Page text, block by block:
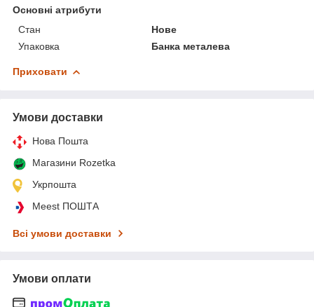
Основні атрибути
Стан
Нове
Упаковка
Банка металева
Приховати
Умови доставки
Нова Пошта
Магазини Rozetka
Укрпошта
Meest ПОШТА
Всі умови доставки
Умови оплати